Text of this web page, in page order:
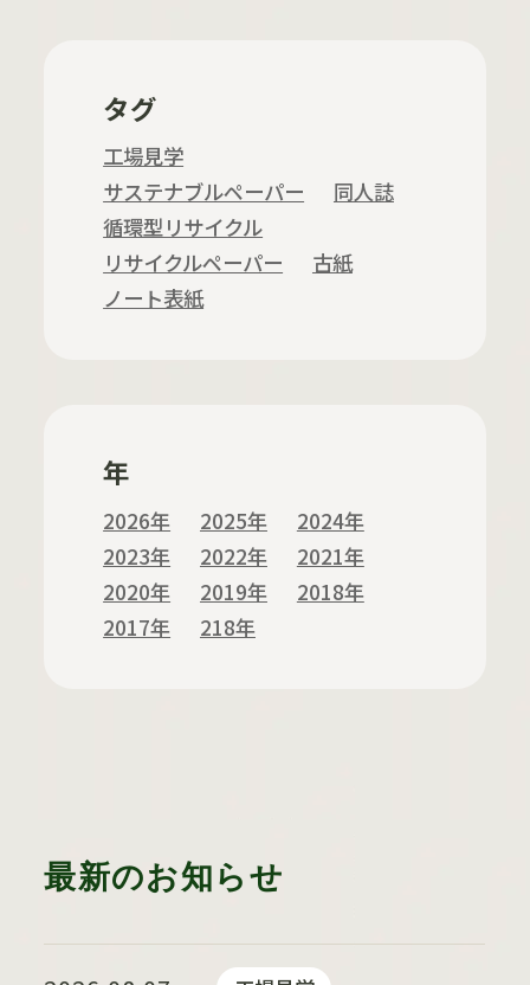
タグ
工場見学
サステナブルペーパー
同人誌
循環型リサイクル
リサイクルペーパー
古紙
ノート表紙
年
2026年 2025年
2024年
2023年
2022年
2021年
2020年
2019年
2018年
2017年
218年
最新のお知らせ